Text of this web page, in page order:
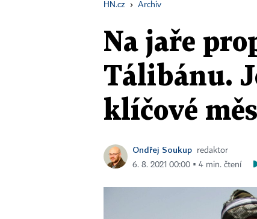
HN.cz › Archiv
Na jaře
Tálibánu.
klíčové
Ondřej Soukup
redaktor
6. 8. 2021 00:00 ▪ 4 min. čtení